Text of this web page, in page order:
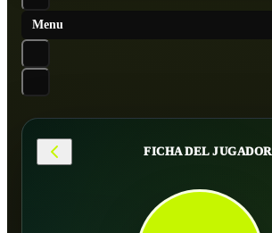
Menu
FICHA DEL JUGADOR